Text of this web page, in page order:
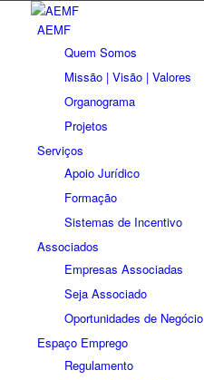
AEMF
Quem Somos
Missão | Visão | Valores
Organograma
Projetos
Serviços
Apoio Jurídico
Formação
Sistemas de Incentivo
Associados
Empresas Associadas
Seja Associado
Oportunidades de Negócio
Espaço Emprego
Regulamento